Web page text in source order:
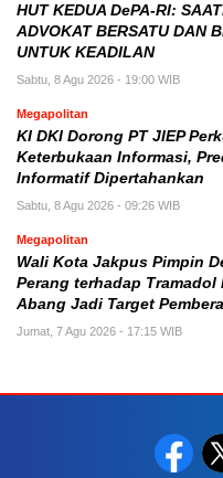
HUT KEDUA DePA-RI:
ADVOKAT BERSATU DAN
UNTUK KEADILAN
Sabtu, 8 Agu 2026 - 19:00 WIB
Megapolitan
KI DKI Dorong PT JIEP
Keterbukaan Informasi,
Informatif Dipertahankan
Sabtu, 8 Agu 2026 - 09:26 WIB
Megapolitan
Wali Kota Jakpus Pimpin
Perang terhadap Tramadol
Abang Jadi Target
Jumat, 7 Agu 2026 - 17:15 WIB